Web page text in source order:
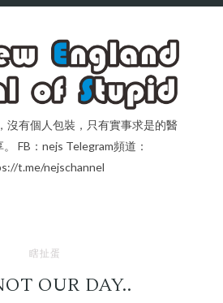
沒有個人包裝，只有實事求是的醫
FB：nejs Telegram頻道：
t.me/nejschannel
瞎扯蛋
OUR DAY..